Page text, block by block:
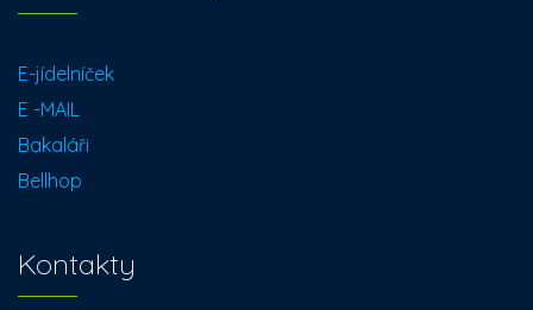
E-jídelníček
E -MAIL
Bakaláři
Bellhop
Kontakty